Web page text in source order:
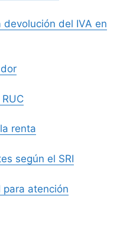
del IVA en
renta
según el SRI
para atención